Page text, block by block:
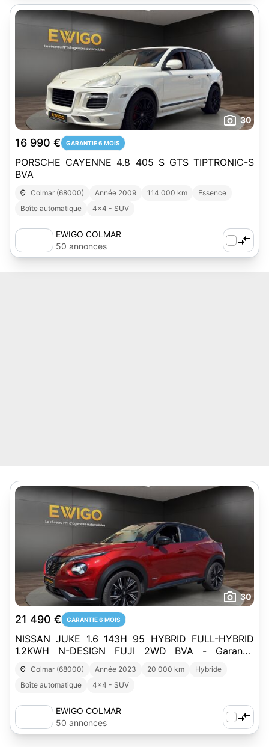
30
16 990 € GARANTIE 6 MOIS
PORSCHE CAYENNE 4.8 405 S GTS TIPTRONIC-S
BVA
Colmar (68000) Année 2009 114 000 km
Essence
Boîte automatique
4x4 - SUV
EWIGO COLMAR
50 annonces
30
21 490 € GARANTIE 6 MOIS
NISSAN JUKE 1.6 143H 95 HYBRID FULL-HYBRID
1.2KWH N-DESIGN FUJI 2WD BVA - Garantie
Constructeur
Colmar (68000) Année 2023 20 000 km
Hybride
Boîte automatique
4x4 - SUV
EWIGO COLMAR
50 annonces